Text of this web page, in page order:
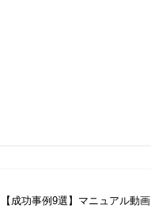
【成功事例9選】マニュアル動画